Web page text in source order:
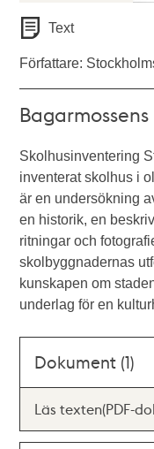
Text
Författare:
Bagarmossens
Skolhusinventering
inventerat skolhus i
är en undersökning
en historik, en
ritningar och
skolbyggnadernas
kunskapen om
underlag för en
Dokument (1)
Läs texten(PDF-